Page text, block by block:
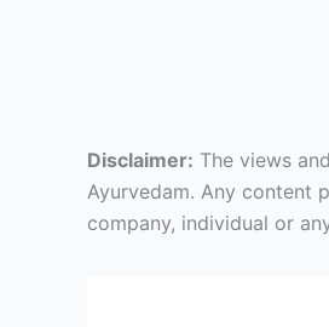
Disclaimer: The views
Ayurvedam. Any content
company, individual or